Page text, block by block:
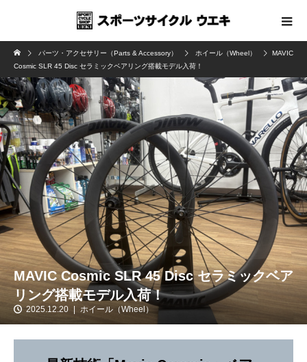
パーツ・アクセサリー（Parts & Accessory） ホイール（Wheel）
MAVIC
Cosmic SLR 45 Disc セラミックベアリング搭載モデル入荷！
MAVIC Cosmic SLR 45 Disc セラミックベア
リング搭載モデル入荷！
2025.12.20 ホイール（Wheel）